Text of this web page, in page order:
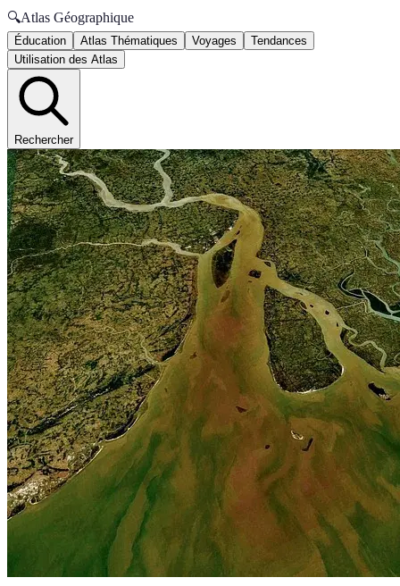
🔍Atlas Géographique
Éducation Atlas Thématiques Voyages
Tendances
Utilisation des Atlas
Rechercher